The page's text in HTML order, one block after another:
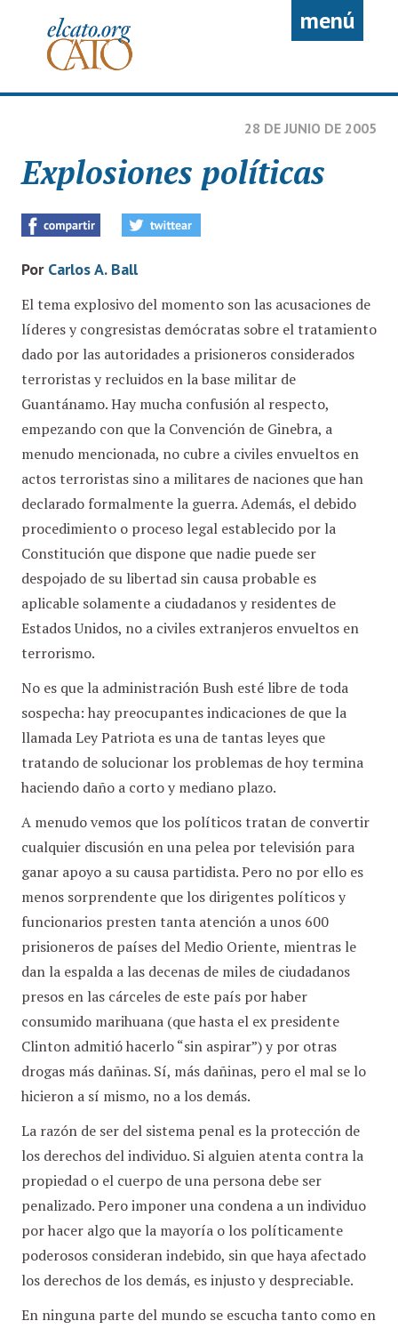
menú
28 DE JUNIO DE 2005
Explosiones políticas
Por Carlos A. Ball
El tema explosivo del momento son las acusaciones de
líderes y congresistas demócratas sobre el tratamiento
dado por las autoridades a prisioneros considerados
terroristas y recluidos en la base militar de
Guantánamo. Hay mucha confusión al respecto,
empezando con que la Convención de Ginebra, a
menudo mencionada, no cubre a civiles envueltos en
actos terroristas sino a militares de naciones que han
declarado formalmente la guerra. Además, el debido
procedimiento o proceso legal establecido por la
Constitución que dispone que nadie puede ser
despojado de su libertad sin causa probable es
aplicable solamente a ciudadanos y residentes de
Estados Unidos, no a civiles extranjeros envueltos en
terrorismo.
No es que la administración Bush esté libre de toda
sospecha: hay preocupantes indicaciones de que la
llamada Ley Patriota es una de tantas leyes que
tratando de solucionar los problemas de hoy termina
haciendo daño a corto y mediano plazo.
A menudo vemos que los políticos tratan de convertir
cualquier discusión en una pelea por televisión para
ganar apoyo a su causa partidista. Pero no por ello es
menos sorprendente que los dirigentes políticos y
funcionarios presten tanta atención a unos 600
prisioneros de países del Medio Oriente, mientras le
dan la espalda a las decenas de miles de ciudadanos
presos en las cárceles de este país por haber
consumido marihuana (que hasta el ex presidente
Clinton admitió hacerlo “sin aspirar”) y por otras
drogas más dañinas. Sí, más dañinas, pero el mal se lo
hicieron a sí mismo, no a los demás.
La razón de ser del sistema penal es la protección de
los derechos del individuo. Si alguien atenta contra la
propiedad o el cuerpo de una persona debe ser
penalizado. Pero imponer una condena a un individuo
por hacer algo que la mayoría o los políticamente
poderosos consideran indebido, sin que haya afectado
los derechos de los demás, es injusto y despreciable.
En ninguna parte del mundo se escucha tanto como en